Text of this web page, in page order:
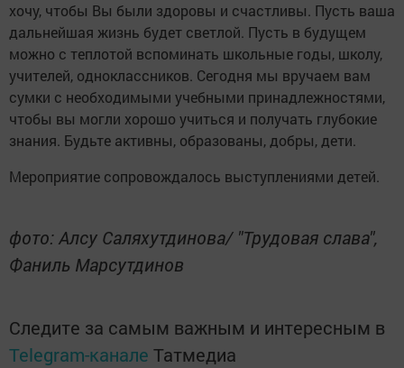
хочу, чтобы Вы были здоровы и счастливы. Пусть ваша
дальнейшая жизнь будет светлой. Пусть в будущем
можно с теплотой вспоминать школьные годы, школу,
учителей, одноклассников. Сегодня мы вручаем вам
сумки с необходимыми учебными принадлежностями,
чтобы вы могли хорошо учиться и получать глубокие
знания. Будьте активны, образованы, добры, дети.
Мероприятие сопровождалось выступлениями детей.
фото: Алсу Саляхутдинова/ "Трудовая слава",
Фаниль Марсутдинов
Следите за самым важным и интересным в
Telegram-канале Татмедиа